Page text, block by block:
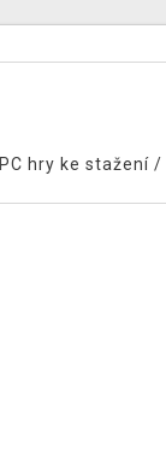
PC hry ke stažení/